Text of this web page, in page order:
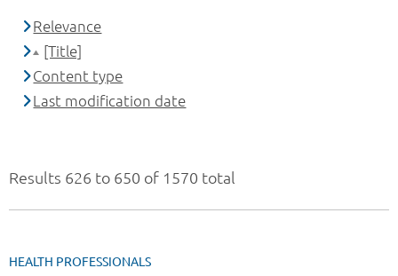
Results 626 to 650 of 1570 total
HEALTH PROFESSIONALS
Relevance
[Title]
Content type
Last modification date